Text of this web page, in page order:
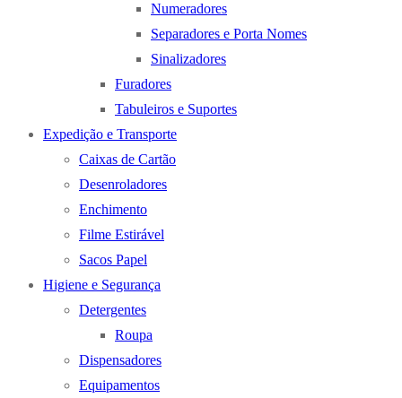
Numeradores
Separadores e Porta Nomes
Sinalizadores
Furadores
Tabuleiros e Suportes
Expedição e Transporte
Caixas de Cartão
Desenroladores
Enchimento
Filme Estirável
Sacos Papel
Higiene e Segurança
Detergentes
Roupa
Dispensadores
Equipamentos